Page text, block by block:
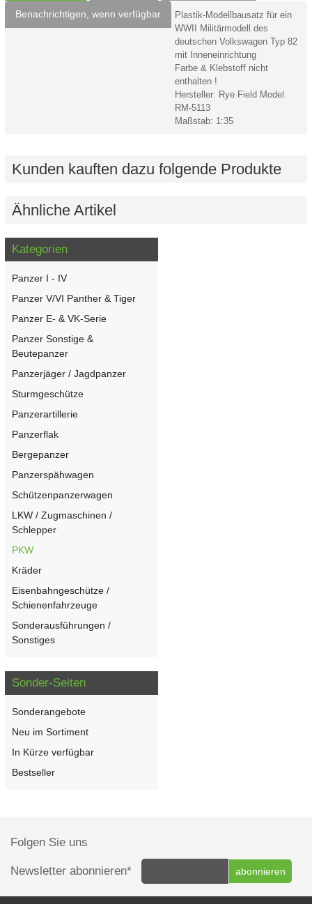
Benachrichtigen, wenn verfügbar
Plastik-Modellbausatz für ein
WWII Militärmodell des
deutschen Volkswagen Typ 82
mit Inneneinrichtung
Farbe & Klebstoff nicht
enthalten !
Hersteller: Rye Field Model
RM-5113
Maßstab: 1:35
Kunden kauften dazu folgende Produkte
Ähnliche Artikel
Kategorien
Panzer I - IV
Panzer V/VI Panther & Tiger
Panzer E- & VK-Serie
Panzer Sonstige &
Beutepanzer
Panzerjäger / Jagdpanzer
Sturmgeschütze
Panzerartillerie
Panzerflak
Bergepanzer
Panzerspähwagen
Schützenpanzerwagen
LKW / Zugmaschinen /
Schlepper
PKW
Kräder
Eisenbahngeschütze /
Schienenfahrzeuge
Sonderausführungen /
Sonstiges
Sonder-Seiten
Sonderangebote
Neu im Sortiment
In Kürze verfügbar
Bestseller
Folgen Sie uns
Newsletter abonnieren*